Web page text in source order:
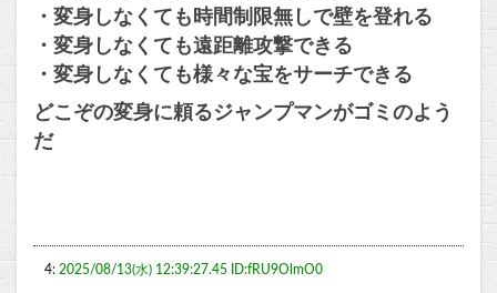
・変身しなくても時間制限無しで壁を登れる
・変身しなくても遠距離攻撃できる
・変身しなくても様々な宝をサーチできる
どこぞの変身に頼るジャンプマンがゴミのよう
だ
4: 2025/08/13(水) 12:39:27.45 ID:fRU9OlmO0